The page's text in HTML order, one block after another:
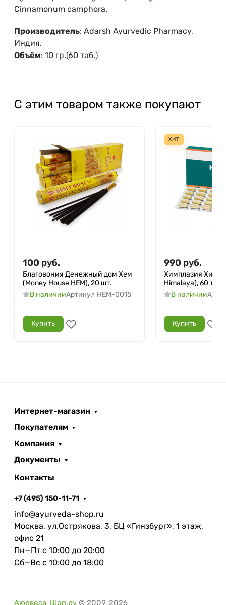
Cinnamonum camphora.
Производитель: Adarsh Ayurvedic Pharmacy,
Индия.
Объём: 10 гр.(60 таб.)
С этим товаром также покупают
100 руб.
Благовония Денежный дом Хем
(Money House HEM), 20 шт.
В наличииАртикул HEM-0015
Купить
ХИТ
990 руб.
Химплазия
Himalaya), 60 таб.
В наличии
Купить
Интернет-магазин
Покупателям
Компания
Документы
Контакты
+7 (495) 150-11-71
info@ayurveda-shop.ru
Москва, ул.Острякова, 3, БЦ «Гинзбург», 1 этаж,
офис 21
Пн—Пт с 10:00 до 20:00
Сб—Вс с 10:00 до 18:00
Аюрведа-Шоп.ру © 2009-2026